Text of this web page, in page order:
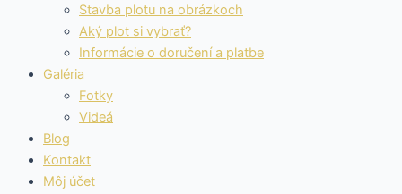
Stavba plotu na obrázkoch
Aký plot si vybrať?
Informácie o doručení a platbe
Galéria
Fotky
Videá
Blog
Kontakt
Môj účet